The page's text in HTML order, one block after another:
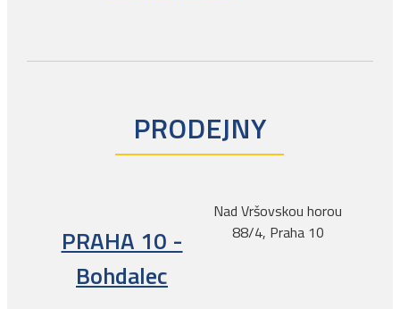
PRODEJNY
PRAHA 10 -
Bohdalec
Nad Vršovskou horou
88/4, Praha 10